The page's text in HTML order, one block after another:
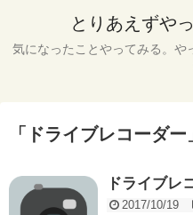
とりあえずや
気になったことやってみる。
「 ドライブレコーダー
ドライブレ
2017/10/19